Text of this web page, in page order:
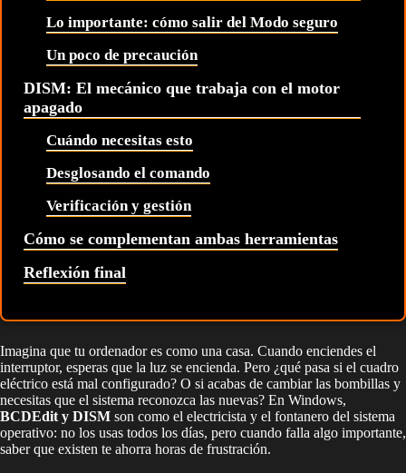
Lo importante: cómo salir del Modo seguro
Un poco de precaución
DISM: El mecánico que trabaja con el motor
apagado
Cuándo necesitas esto
Desglosando el comando
Verificación y gestión
Cómo se complementan ambas herramientas
Reflexión final
Imagina que tu ordenador es como una casa. Cuando enciendes el
interruptor, esperas que la luz se encienda. Pero ¿qué pasa si el cuadro
eléctrico está mal configurado? O si acabas de cambiar las bombillas y
necesitas que el sistema reconozca las nuevas? En Windows,
BCDEdit y DISM son como el electricista y el fontanero del sistema
operativo: no los usas todos los días, pero cuando falla algo importante,
saber que existen te ahorra horas de frustración.